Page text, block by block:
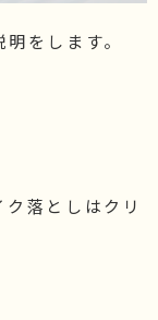
をします。
落としはクリ